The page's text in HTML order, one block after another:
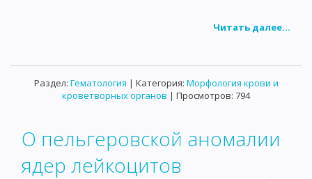
Читать далее...
Раздел: Гематология | Категория: Морфология крови и
кроветворных органов | Просмотров: 794
О пельгеровской аномалии
ядер лейкоцитов